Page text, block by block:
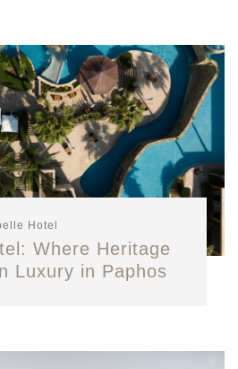
Hotel
Where Heritage
Luxury in Paphos